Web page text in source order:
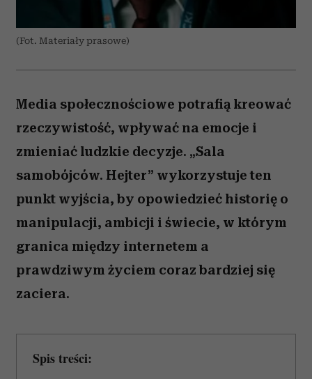
(Fot. Materiały prasowe)
Media społecznościowe potrafią kreować
rzeczywistość, wpływać na emocje i
zmieniać ludzkie decyzje. „Sala
samobójców. Hejter” wykorzystuje ten
punkt wyjścia, by opowiedzieć historię o
manipulacji, ambicji i świecie, w którym
granica między internetem a
prawdziwym życiem coraz bardziej się
zaciera.
Spis treści: